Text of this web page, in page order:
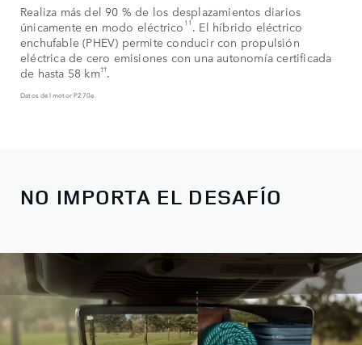
Realiza más del 90 % de los desplazamientos diarios
únicamente en modo eléctrico 11. El híbrido eléctrico
enchufable (PHEV) permite conducir con propulsión
eléctrica de cero emisiones con una autonomía certificada
de hasta 58 km††.
Datos del motor P270e.
NO IMPORTA EL DESAFÍO